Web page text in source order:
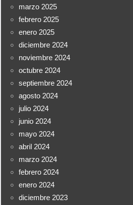
marzo 2025
febrero 2025
enero 2025
diciembre 2024
noviembre 2024
octubre 2024
septiembre 2024
agosto 2024
julio 2024
junio 2024
mayo 2024
abril 2024
marzo 2024
febrero 2024
enero 2024
diciembre 2023